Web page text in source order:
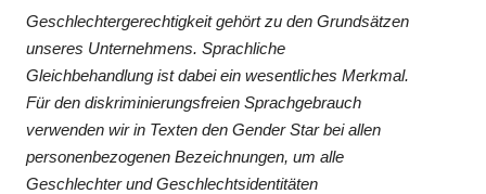
Geschlechtergerechtigkeit gehört zu den Grundsätzen
unseres Unternehmens. Sprachliche
Gleichbehandlung ist dabei ein wesentliches Merkmal.
Für den diskriminierungsfreien Sprachgebrauch
verwenden wir in Texten den Gender Star bei allen
personenbezogenen Bezeichnungen, um alle
Geschlechter und Geschlechtsidentitäten